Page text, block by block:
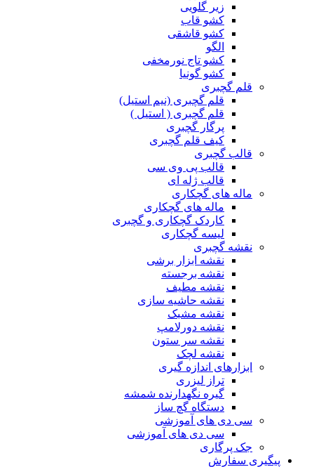
زیر گلویی
کشو قاب
کشو قاشقی
الگو
کشو تاج نورمخفی
کشو گونیا
قلم گچبری
قلم گچبری (نیم استیل)
قلم گچبری ( استیل )
پرگار گچبری
کیف قلم گچبری
قالب گچبری
قالب پی وی سی
قالب ژله ای
ماله های گچکاری
ماله های گچکاری
کاردک گچکاری و گچبری
لیسه گچکاری
نقشه گچبری
نقشه ابزار برشی
نقشه برجسته
نقشه مطیف
نقشه حاشیه سازی
نقشه مشبک
نقشه دورلامپ
نقشه سر ستون
نقشه لچک
ابزارهای اندازه گیری
تراز لیزری
گیره نگهدارنده شمشه
دستگاه گچ ساز
سی دی های آموزشی
سی دی های آموزشی
جک پرگاری
پیگیری سفارش